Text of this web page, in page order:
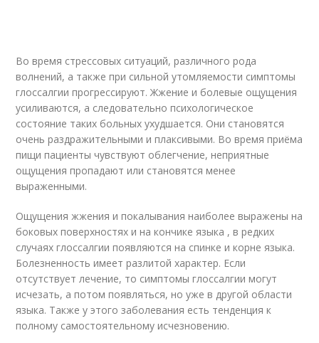
Во время стрессовых ситуаций, различного рода
волнений, а также при сильной утомляемости симптомы
глоссалгии прогрессируют. Жжение и болевые ощущения
усиливаются, а следовательно психологическое
состояние таких больных ухудшается. Они становятся
очень раздражительными и плаксивыми. Во время приёма
пищи пациенты чувствуют облегчение, неприятные
ощущения пропадают или становятся менее
выраженными.
Ощущения жжения и покалывания наиболее выражены на
боковых поверхностях и на кончике языка , в редких
случаях глоссалгии появляются на спинке и корне языка.
Болезненность имеет разлитой характер. Если
отсутствует лечение, то симптомы глоссалгии могут
исчезать, а потом появляться, но уже в другой области
языка. Также у этого заболевания есть тенденция к
полному самостоятельному исчезновению.